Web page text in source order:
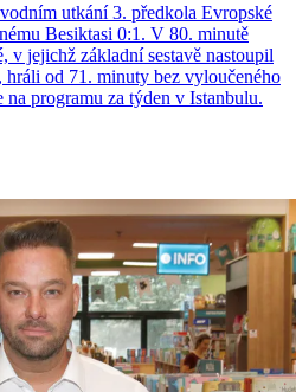
utkání 3. předkola Evropské
Besiktasi 0:1. V 80. minutě
v jejichž základní sestavě nastoupil
od 71. minuty bez vyloučeného
programu za týden v Istanbulu.